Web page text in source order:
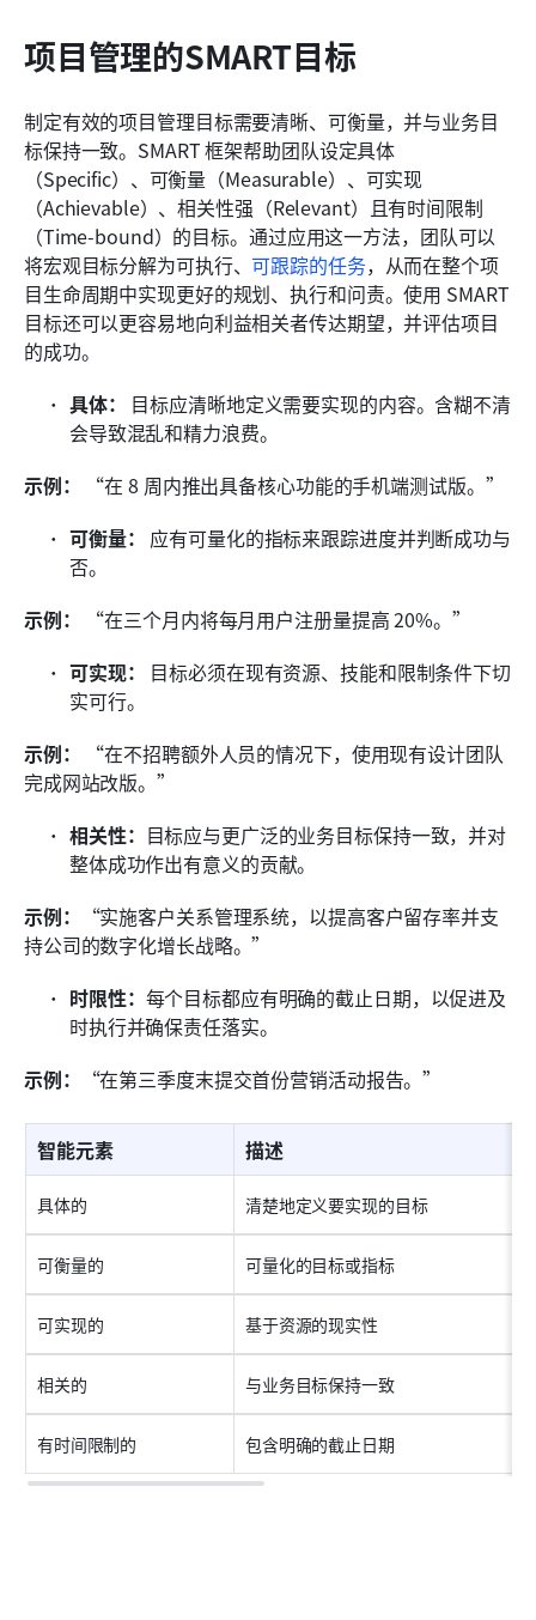
项目管理的SMART目标
制定有效的项目管理目标需要清晰、可衡量，并与业务目
标保持一致。SMART 框架帮助团队设定具体
（Specific）、可衡量（Measurable）、可实现
（Achievable）、相关性强（Relevant）且有时间限制
（Time-bound）的目标。通过应用这一方法，团队可以
将宏观目标分解为可执行、 可跟踪的任务，从而在整个项
目生命周期中实现更好的规划、执行和问责。使用 SMART
目标还可以更容易地向利益相关者传达期望，并评估项目
的成功。
具体：
目标应清晰地定义需要实现的内容。含糊不清
会导致混乱和精力浪费。
示例：
“在 8 周内推出具备核心功能的手机端测试版。”
可衡量： 应有可量化的指标来跟踪进度并判断成功与
否。
示例：
“在三个月内将每月用户注册量提高 20%。”
可实现：
目标必须在现有资源、技能和限制条件下切
实可行。
示例：
“在不招聘额外人员的情况下，使用现有设计团队
完成网站改版。”
相关性： 目标应与更广泛的业务目标保持一致，并对
整体成功作出有意义的贡献。
示例：
“实施客户关系管理系统，以提高客户留存率并支
持公司的数字化增长战略。”
时限性： 每个目标都应有明确的截止日期，以促进及
时执行并确保责任落实。
示例：
“在第三季度末提交首份营销活动报告。”
智能元素 描述
具体的 清楚地定义要实现的目标
可衡量的 可量化的目标或指标
可实现的 基于资源的现实性
相关的 与业务目标保持一致
有时间限制的 包含明确的截止日期